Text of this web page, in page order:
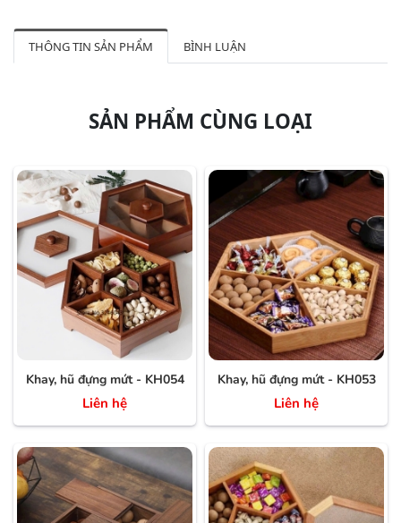
THÔNG TIN SẢN PHẨM BÌNH LUẬN
SẢN PHẨM CÙNG LOẠI
Khay, hũ đựng mứt - KH054
Liên hệ
Khay, hũ đựng mứt - KH053
Liên hệ